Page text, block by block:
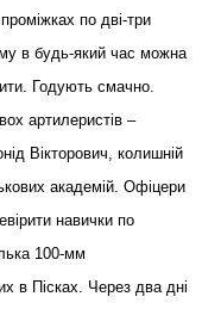
по дві-три
в будь-який час можна
Годують смачно.
артилеристів –
Вікторович, колишній
академій. Офіцери
навички по
100-мм
в Пісках. Через два дні